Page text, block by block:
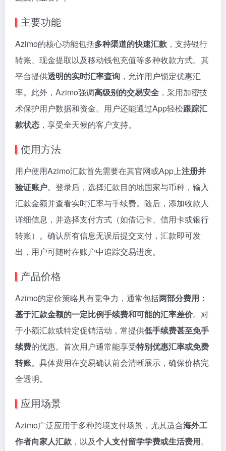
主要功能
Azimo的核心功能包括多种渠道的快速汇款 ，支持银行
转账、现金提取以及移动钱包充值等多种收款方式。其
平台提供透明的实时汇率查询 ，允许用户锁定优惠汇
率。此外，Azimo强调高级别的交易安全 ，采用加密技
术保护用户数据和资金。用户还能通过App轻松跟踪汇
款状态 ，享受全天候的客户支持。
使用方法
用户使用Azimo汇款首先需要在其官网或App上注册并
验证账户。登录后，选择汇款目的地国家与币种，输入
汇款金额并查看实时汇率与手续费。随后，添加收款人
详细信息，并选择支付方式（如借记卡、信用卡或银行
转账）。确认所有信息无误后提交支付，汇款即可发
出，用户可随时在账户中追踪交易进度。
产品价格
Azimo的定价策略具有竞争力，通常包括两部分费用：
基于汇款金额的一定比例手续费和可能的汇率差价。对
于小额汇款或特定促销活动，常提供低手续费甚至免手
续费的优惠。首次用户通常能享受特别优惠汇率或免费
转账。具体费用在交易确认前会清晰展示，确保价格完
全透明。
应用场景
Azimo广泛应用于多种跨境支付场景，尤其适合海外工
作者向家人汇款 ，以及个人支付留学学费或生活费用。